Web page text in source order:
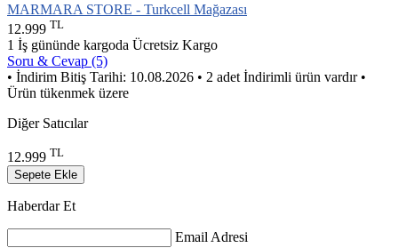
MARMARA STORE - Turkcell Mağazası
12.999 TL
1 İş gününde kargoda Ücretsiz Kargo
Soru & Cevap (5)
• İndirim Bitiş Tarihi: 10.08.2026 • 2 adet İndirimli ürün vardır •
Ürün tükenmek üzere
Diğer Satıcılar
12.999 TL
Sepete Ekle
Haberdar Et
Email Adresi